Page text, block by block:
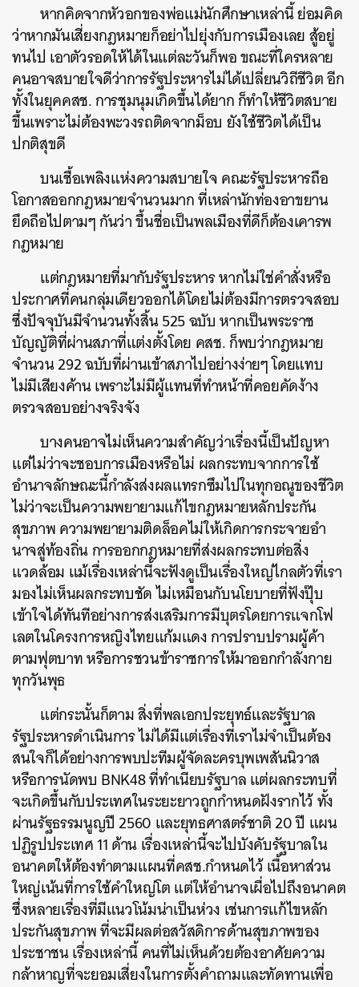
หากคิดจากหัวอกของพ่อแม่นักศึกษาเหล่านี้ ย่อมคิด
ว่าหากมันเสี่ยงกฎหมายก็อย่าไปยุ่งกับการเมืองเลย สู้อยู่
ทนไป เอาตัวรอดให้ได้ในแต่ละวันก็พอ ขณะที่ใครหลาย
คนอาจสบายใจดีว่าการรัฐประหารไม่ได้เปลี่ยนวิถีชีวิต อีก
ทั้งในยุคคสช. การชุมนุมเกิดขึ้นได้ยาก ก็ทำให้ชีวิตสบาย
ขึ้นเพราะไม่ต้องพะวงรถติดจากม็อบ ยังใช้ชีวิตได้เป็น
ปกติสุขดี
บนเชื้อเพลิงแห่งความสบายใจ คณะรัฐประหารถือ
โอกาสออกกฎหมายจำนวนมาก ที่เหล่านักท่องอาขยาน
ยึดถือไปตามๆ กันว่า ขึ้นชื่อเป็นพลเมืองที่ดีก็ต้องเคารพ
กฎหมาย
แต่กฎหมายที่มากับรัฐประหาร หากไม่ใช่คำสั่งหรือ
ประกาศที่คนกลุ่มเดียวออกได้โดยไม่ต้องมีการตรวจสอบ
ซึ่งปัจจุบันมีจำนวนทั้งสิ้น 525 ฉบับ หากเป็นพระราช
บัญญัติที่ผ่านสภาที่แต่งตั้งโดย คสช. ก็พบว่ากฎหมาย
จำนวน 292 ฉบับที่ผ่านเข้าสภาไปอย่างง่ายๆ โดยแทบ
ไม่มีเสียงค้าน เพราะไม่มีผู้แทนที่ทำหน้าที่คอยคัดง้าง
ตรวจสอบอย่างจริงจัง
บางคนอาจไม่เห็นความสำคัญว่าเรื่องนี้เป็นปัญหา
แต่ไม่ว่าจะชอบการเมืองหรือไม่ ผลกระทบจากการใช้
อำนาจลักษณะนี้กำลังส่งผลแทรกซึมไปในทุกอณูของชีวิต
ไม่ว่าจะเป็นความพยายามแก้ไขกฎหมายหลักประกัน
สุขภาพ ความพยายามติดล็อคไม่ให้เกิดการกระจายอำ
นาจสู่ท้องถิ่น การออกกฎหมายที่ส่งผลกระทบต่อสิ่ง
แวดล้อม แม้เรื่องเหล่านี้จะฟังดูเป็นเรื่องใหญ่ไกลตัวที่เรา
มองไม่เห็นผลกระทบชัด ไม่เหมือนกับนโยบายที่ฟังปุ๊บ
เข้าใจได้ทันทีอย่างการส่งเสริมการมีบุตรโดยการแจกโฟ
เลตในโครงการหญิงไทยแก้มแดง การปราบปรามผู้ค้า
ตามฟุตบาท หรือการชวนข้าราชการให้มาออกกำลังกาย
ทุกวันพุธ
แต่กระนั้นก็ตาม สิ่งที่พลเอกประยุทธ์และรัฐบาล
รัฐประหารดำเนินการ ไม่ได้มีแต่เรื่องที่เราไม่จำเป็นต้อง
สนใจก็ได้อย่างการพบปะทีมผู้จัดละครบุพเพสันนิวาส
หรือการนัดพบ BNK48 ที่ทำเนียบรัฐบาล แต่ผลกระทบที่
จะเกิดขึ้นกับประเทศในระยะยาวถูกกำหนดฝังรากไว้ ทั้ง
ผ่านรัฐธรรมนูญปี 2560 และยุทธศาสตร์ชาติ 20 ปี แผน
ปฏิรูปประเทศ 11 ด้าน เรื่องเหล่านี้จะไปบังคับรัฐบาลใน
อนาคตให้ต้องทำตามแผนที่คสช.กำหนดไว้ เนื้อหาส่วน
ใหญ่เน้นที่การใช้คำใหญ่โต แต่ให้อำนาจเผื่อไปถึงอนาคต
ซึ่งหลายเรื่องที่มีแนวโน้มน่าเป็นห่วง เช่นการแก้ไขหลัก
ประกันสุขภาพ ที่จะมีผลต่อสวัสดิการด้านสุขภาพของ
ประชาชน เรื่องเหล่านี้ คนที่ไม่เห็นด้วยต้องอาศัยความ
กล้าหาญที่จะยอมเสี่ยงในการตั้งคำถามและทัดทานเพื่อ